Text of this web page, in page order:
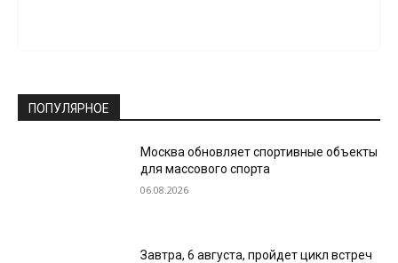
ПОПУЛЯРНОЕ
Москва обновляет спортивные объекты
для массового спорта
06.08.2026
Завтра, 6 августа, пройдет цикл встреч